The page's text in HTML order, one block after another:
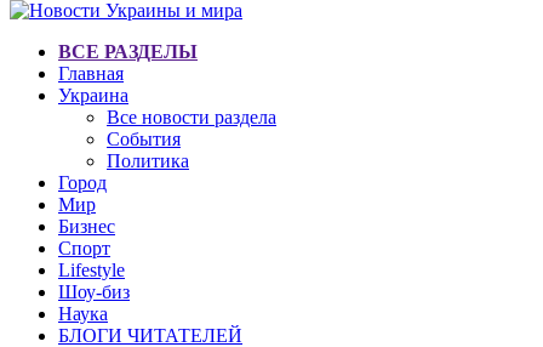
ВСЕ РАЗДЕЛЫ
Главная
Украина
Все новости раздела
События
Политика
Город
Мир
Бизнес
Спорт
Lifestyle
Шоу-биз
Наука
БЛОГИ ЧИТАТЕЛЕЙ